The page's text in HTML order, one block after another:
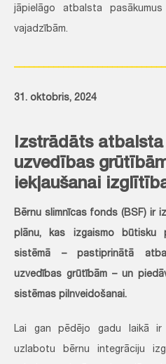
jāpielāgo atbalsta
vajadzībām.
31. oktobris, 2024
Izstrādāts atbalsta
uzvedības
iekļaušanai
Bērnu slimnīcas fonds (BSF) ir
plānu, kas izgaismo būtisku
sistēmā – pastiprinātā
uzvedības grūtībām – un
sistēmas pilnveidošanai.
Lai gan pēdējo gadu laikā ir
uzlabotu bērnu integrāciju